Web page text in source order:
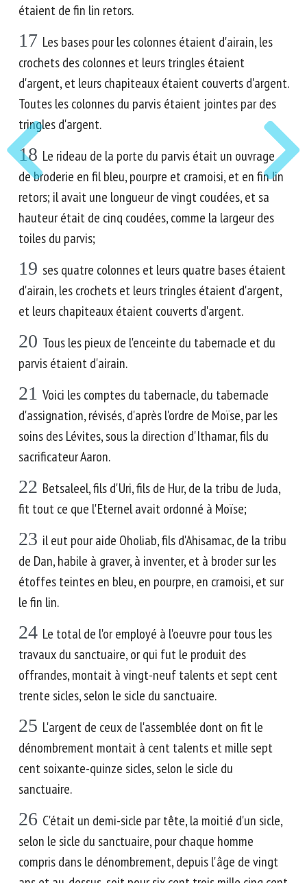
étaient de fin lin retors.
17 Les bases pour les colonnes étaient d'airain, les
crochets des colonnes et leurs tringles étaient
d'argent, et leurs chapiteaux étaient couverts d'argent.
Toutes les colonnes du parvis étaient jointes par des
tringles d'argent.
18 Le rideau de la porte du parvis était un ouvrage
de broderie en fil bleu, pourpre et cramoisi, et en fin lin
retors; il avait une longueur de vingt coudées, et sa
hauteur était de cinq coudées, comme la largeur des
toiles du parvis;
19 ses quatre colonnes et leurs quatre bases étaient
d'airain, les crochets et leurs tringles étaient d'argent,
et leurs chapiteaux étaient couverts d'argent.
20 Tous les pieux de l'enceinte du tabernacle et du
parvis étaient d'airain.
21 Voici les comptes du tabernacle, du tabernacle
d'assignation, révisés, d'après l'ordre de Moïse, par les
soins des Lévites, sous la direction d'Ithamar, fils du
sacrificateur Aaron.
22 Betsaleel, fils d'Uri, fils de Hur, de la tribu de Juda,
fit tout ce que l'Eternel avait ordonné à Moïse;
23 il eut pour aide Oholiab, fils d'Ahisamac, de la tribu
de Dan, habile à graver, à inventer, et à broder sur les
étoffes teintes en bleu, en pourpre, en cramoisi, et sur
le fin lin.
24 Le total de l'or employé à l'oeuvre pour tous les
travaux du sanctuaire, or qui fut le produit des
offrandes, montait à vingt-neuf talents et sept cent
trente sicles, selon le sicle du sanctuaire.
25 L'argent de ceux de l'assemblée dont on fit le
dénombrement montait à cent talents et mille sept
cent soixante-quinze sicles, selon le sicle du
sanctuaire.
26 C'était un demi-sicle par tête, la moitié d'un sicle,
selon le sicle du sanctuaire, pour chaque homme
compris dans le dénombrement, depuis l'âge de vingt